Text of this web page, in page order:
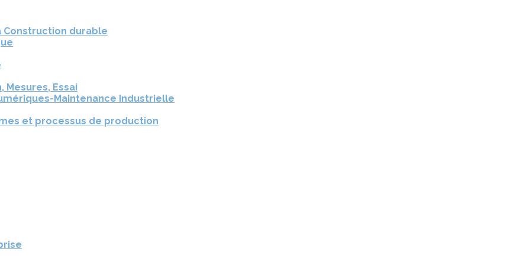
Construction durable
Mesures, Essai
Maintenance Industrielle
et processus de production